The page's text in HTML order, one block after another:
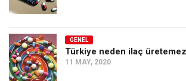
GENEL
Türkiye neden ilaç
11 MAY, 2020